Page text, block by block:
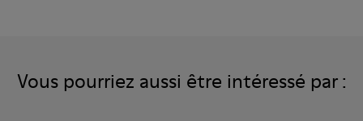
Vous pourriez aussi être intéressé par :